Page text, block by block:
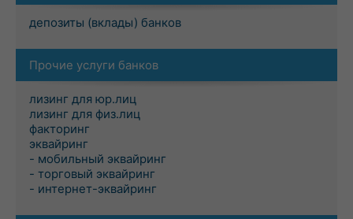
депозиты (вклады) банков
Прочие услуги банков
лизинг для юр.лиц
лизинг для физ.лиц
факторинг
эквайринг
- мобильный эквайринг
- торговый эквайринг
- интернет-эквайринг